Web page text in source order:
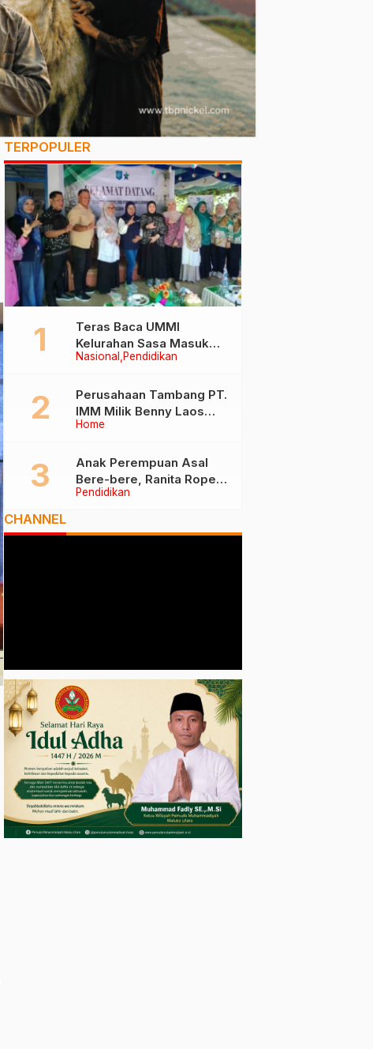
TERPOPULER
Nasional Pendidikan
Teras Baca UMMI
Kelurahan Sasa Masuk
Tiga Besar Nasional, Tim
Ternate
Home
Perusahaan Tambang PT.
IMM Milik Benny Laos
Diduga Tak Miliki Izin HPH
Pendidikan
Anak Perempuan Asal
Bere-bere, Ranita Rope
Dikukuhkan Sebagai Guru
CHANNEL